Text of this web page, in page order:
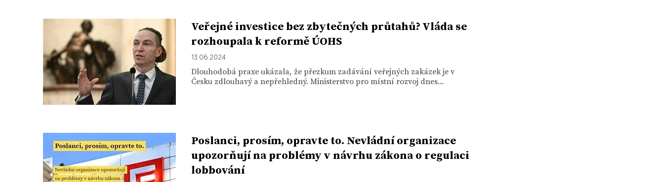
Veřejné investice bez zbytečných průtahů? Vláda se
rozhoupala k reformě ÚOHS
13. 06. 2024
Dlouhodobá praxe ukázala, že přezkum zadávání veřejných zakázek je v
Česku zdlouhavý a nepřehledný. Ministerstvo pro místní rozvoj dnes...
Poslanci, prosím, opravte to. Nevládní organizace
upozorňují na problémy v návrhu zákona o regulaci
lobbování